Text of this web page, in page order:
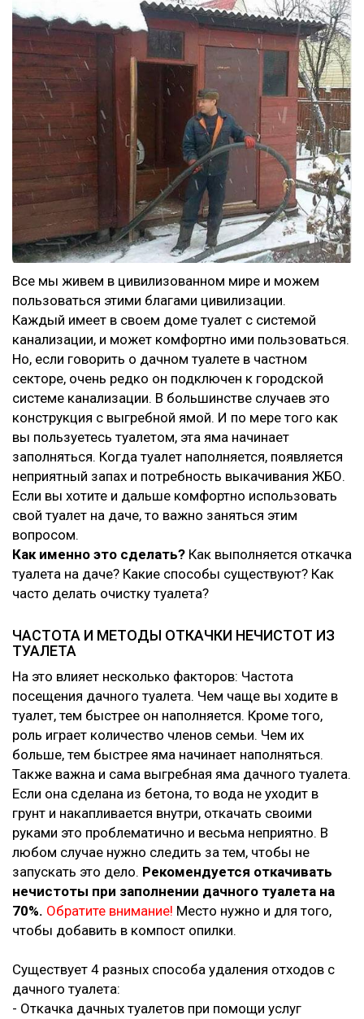
Все мы живем в цивилизованном мире и можем
пользоваться этими благами цивилизации.
Каждый имеет в своем доме туалет с системой
канализации, и может комфортно ими пользоваться.
Но, если говорить о дачном туалете в частном
секторе, очень редко он подключен к городской
системе канализации. В большинстве случаев это
конструкция с выгребной ямой. И по мере того как
вы пользуетесь туалетом, эта яма начинает
заполняться. Когда туалет наполняется, появляется
неприятный запах и потребность выкачивания ЖБО.
Если вы хотите и дальше комфортно использовать
свой туалет на даче, то важно заняться этим
вопросом.
Как именно это сделать? Как выполняется откачка
туалета на даче? Какие способы существуют? Как
часто делать очистку туалета?
ЧАСТОТА И МЕТОДЫ ОТКАЧКИ НЕЧИСТОТ ИЗ
ТУАЛЕТА
На это влияет несколько факторов: Частота
посещения дачного туалета. Чем чаще вы ходите в
туалет, тем быстрее он наполняется. Кроме того,
роль играет количество членов семьи. Чем их
больше, тем быстрее яма начинает наполняться.
Также важна и сама выгребная яма дачного туалета.
Если она сделана из бетона, то вода не уходит в
грунт и накапливается внутри, откачать своими
руками это проблематично и весьма неприятно. В
любом случае нужно следить за тем, чтобы не
запускать это дело. Рекомендуется откачивать
нечистоты при заполнении дачного туалета на
70%. Обратите внимание! Место нужно и для того,
чтобы добавить в компост опилки.
Существует 4 разных способа удаления отходов с
дачного туалета:
- Откачка дачных туалетов при помощи услуг